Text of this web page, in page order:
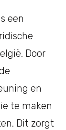
een
Door
en
te maken
Dit zorgt